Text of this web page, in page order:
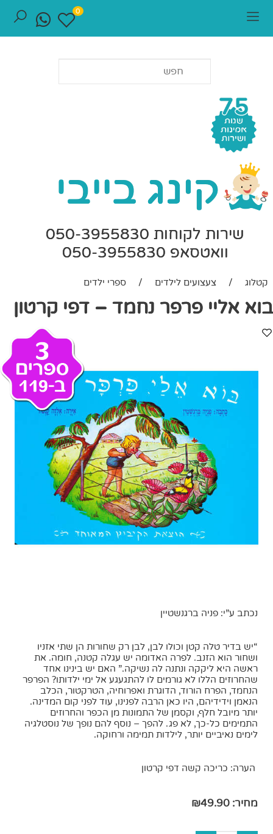
שירות לקוחות 050-3955830
וואטסאפ 050-3955830
0
קטלוג / צעצועים לילדים / ספרי ילדים
בוא אליי פרפר נחמד – דפי קרטון
נכתב ע”י: פניה ברגנשטיין
“יש בדיר טלה קטן וכולו לבן, לבן רק שחורות הן שתי אזניו
ושחור הוא הזנב. לפרה האדומה יש עגלה קטנה, חומה. את
ראשה היא ליקקה ונתנה לה נשיקה.” האם יש בינינו אחד
שהחרוזים הללו לא גורמים לו להתגעגע אל ימי ילדותו? הפרפר
הנחמד, הפרח הורוד, הדוגרת ואפרוחיה, הטרקטור, הכלב
הנאמן וידידיהם, היו כאן הרבה לפנינו, עוד לפני קום המדינה.
יותר מיובל חלף, וקסמן של התמונות מן הכפר והחרוזים
התמימים כל-כך, לא פג. להפך – נוסף להם נופך של נוסטלגיה
לימים נאיביים יותר, לילדות תמימה ורחוקה.
הערה: כריכה קשה דפי קרטון
מחיר: ₪49.90